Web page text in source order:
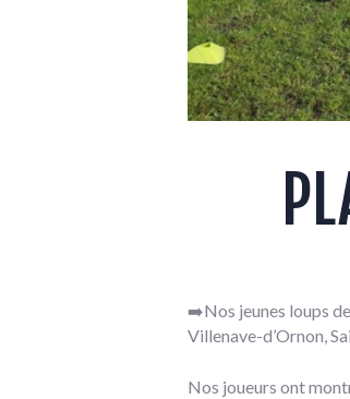
➡️Nos jeunes loups
Villenave-d’Ornon,
Nos joueurs ont